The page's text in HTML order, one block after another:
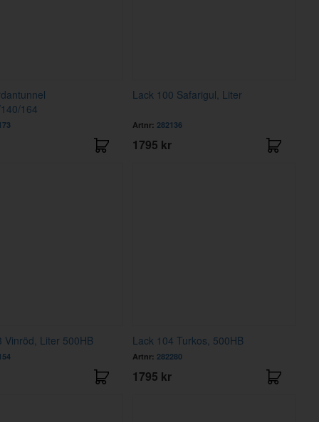
164
Lack 100 Safarigul, Liter
Artnr: 282136
1795 kr
Vinröd, Liter 500HB Lack 104 Turkos, 500HB
Artnr: 282280
1795 kr